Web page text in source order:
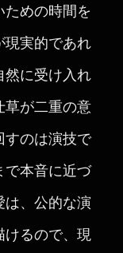
めの時間を
現実的であれ
然に受け入れ
草が二重の意
すのは演技で
で本音に近づ
は、公的な演
けるので、現